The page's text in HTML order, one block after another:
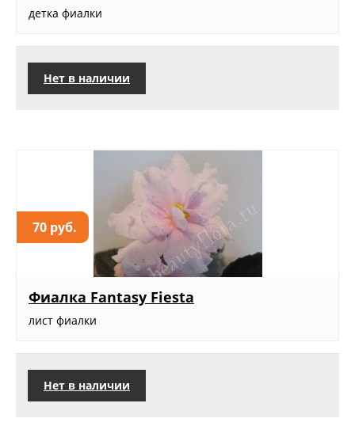
детка фиалки
Нет в наличии
70 руб.
Фиалка Fantasy Fiesta
лист фиалки
Нет в наличии